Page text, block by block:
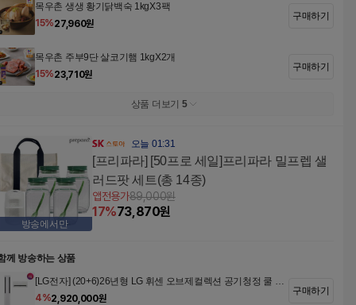
목우촌 생생 황기닭백숙 1kgX3팩
15%27,960원
구매하기
목우촌 주부9단 살코기햄 1kgX2개
15%23,710원
구매하기
상품 더보기 5
방송에서만
오늘 01:31
[프리파라] [50프로 세일]프리파라 밀프렙 샐
러드팟 세트(총 14종)
앱전용가89,000원
17%73,870원
께 방송하는 상품
[LG전자] (20+6)26년형 LG 휘센 오브제컬렉션 공기청정 쿨 2in
1에어컨 FQ20GC2EA2 [65.9㎡+18.7㎡] +LG정품 에어커버, 써
4%2,920,000원
구매하기